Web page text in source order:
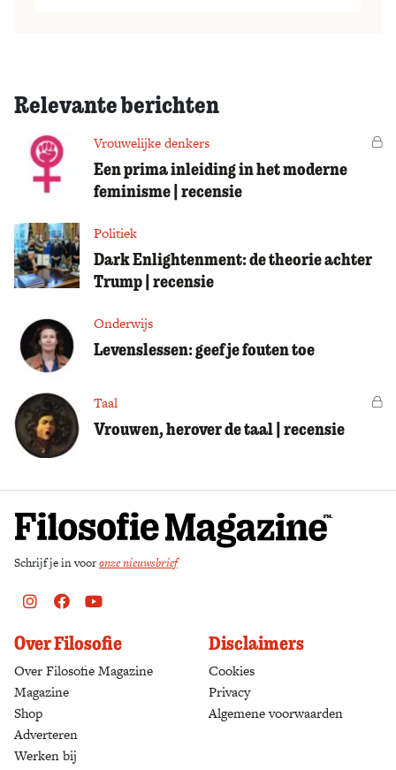
Relevante berichten
Vrouwelijke denkers
Een prima inleiding in het moderne
feminisme | recensie
Politiek
Dark Enlightenment: de theorie achter
Trump | recensie
Onderwijs
Levenslessen: geef je fouten toe
Taal
Vrouwen, herover de taal | recensie
Schrijf je in vooronze nieuwsbrief
Instagram
FacebookYoutube
Over Filosofie
Over Filosofie Magazine
Magazine
Shop
Adverteren
Werken bij
Disclaimers
Cookies
Privacy
Algemene voorwaarden